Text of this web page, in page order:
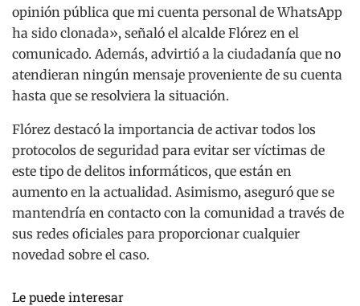
opinión pública que mi cuenta personal de WhatsApp
ha sido clonada», señaló el alcalde Flórez en el
comunicado. Además, advirtió a la ciudadanía que no
atendieran ningún mensaje proveniente de su cuenta
hasta que se resolviera la situación.
Flórez destacó la importancia de activar todos los
protocolos de seguridad para evitar ser víctimas de
este tipo de delitos informáticos, que están en
aumento en la actualidad. Asimismo, aseguró que se
mantendría en contacto con la comunidad a través de
sus redes oficiales para proporcionar cualquier
novedad sobre el caso.
Le puede interesar